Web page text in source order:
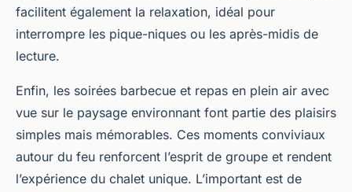
facilitent également la relaxation, idéal pour
interrompre les pique-niques ou les après-midis de
lecture.
Enfin, les soirées barbecue et repas en plein air avec
vue sur le paysage environnant font partie des plaisirs
simples mais mémorables. Ces moments conviviaux
autour du feu renforcent l’esprit de groupe et rendent
l’expérience du chalet unique. L’important est de